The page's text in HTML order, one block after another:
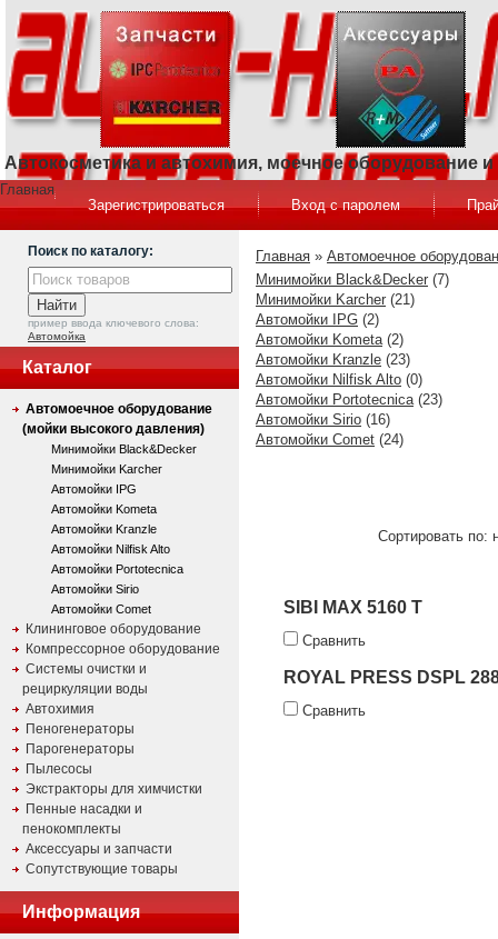
Автокосметика и автохимия, моечное оборудование
Главная
Зарегистрироваться
Вход с паролем
Поиск по каталогу:
пример ввода ключевого слова:
Автомойка
Каталог
Автомоечное оборудование
(мойки высокого давления)
Минимойки Black&Decker
Минимойки Karcher
Автомойки IPG
Автомойки Kometa
Автомойки Kranzle
Автомойки Nilfisk Alto
Автомойки Portotecnica
Автомойки Sirio
Автомойки Comet
Клининговое оборудование
Компрессорное оборудование
Системы очистки и
рециркуляции воды
Автохимия
Пеногенераторы
Парогенераторы
Пылесосы
Экстракторы для химчистки
Пенные насадки и
пенокомплекты
Аксессуары и запчасти
Сопутствующие товары
Информация
Главная » Автомоечное
Минимойки Black&Decker (7)
Минимойки Karcher (21)
Автомойки IPG (2)
Автомойки Kometa(2)
Автомойки Kranzle (23)
Автомойки Nilfisk Alto (0)
Автомойки Portotecnica(23)
Автомойки Sirio (16)
Автомойки Comet (24)
Сортировать по:
SIBI MAX 5160 T
Сравнить
ROYAL PRESS DSPL
Сравнить